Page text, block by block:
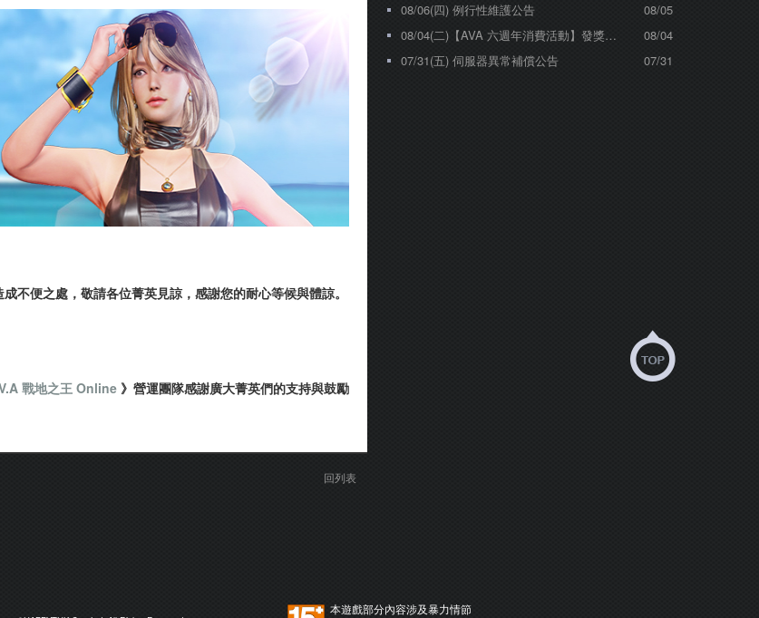
不便之處，敬請各位菁英見諒，感謝您的耐心等候與體諒。
戰地之王 Online 》營運團隊感謝廣大菁英們的支持與鼓勵
回列表
08/06(四) 例行性維護公告
08/05
08/04(二)【AVA 六週年消費活動】發獎公告
08/04
07/31(五) 伺服器異常補償公告
07/31
本遊戲部分內容涉及暴力情節